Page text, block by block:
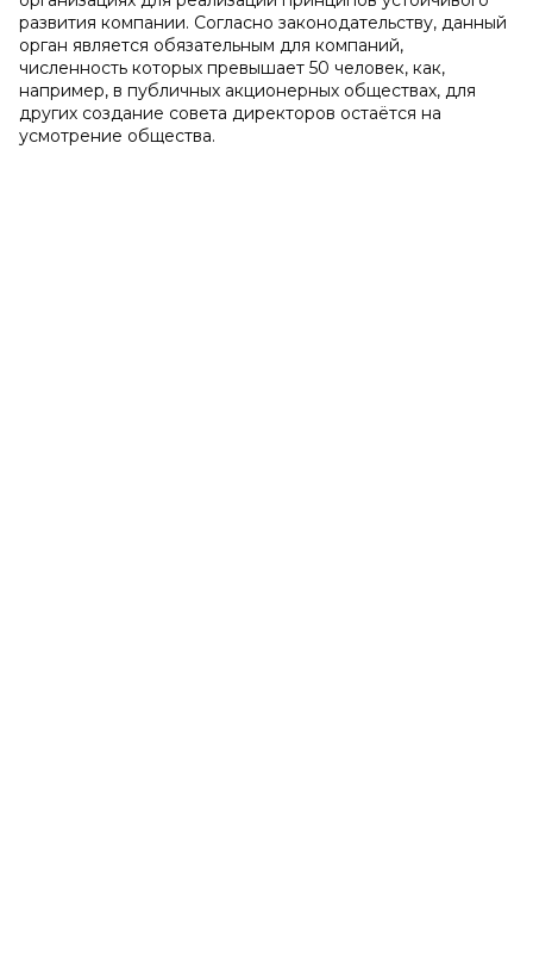
развития компании. Согласно законодательству, данный
орган является обязательным для компаний,
численность которых превышает 50 человек, как,
например, в публичных акционерных обществах, для
других создание совета директоров остаётся на
усмотрение общества.